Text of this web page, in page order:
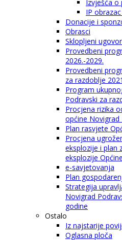
Izvješća o
IP
Donacije i
Obrasci
Sklopljeni
Provedbeni
2026.-2029.
Provedbeni
za razdoblje
Program
Podravski za
Procjena rizika
općine Novigrad
Plan rasvjete
Procjena
eksplozije i plan
eksplozije
e-savjetovanja
Plan
Strategija
Novigrad
godine
Ostalo
Iz najstarije
Oglasna ploča